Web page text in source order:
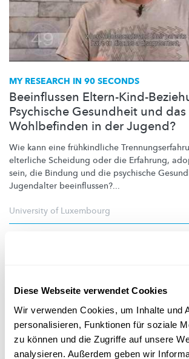
Diese Webseite verwendet Cookies
Wir verwenden Cookies, um Inhalte und
personalisieren, Funktionen für soziale
zu können und die Zugriffe auf unsere
analysieren. Außerdem geben wir
MY RESEARCH IN 90 SECONDS
Beeinflussen Eltern-Kind-
Psychische Gesundheit und das
Wohlbefinden in der Jugend?
Wie kann eine frühkindliche
elterliche Scheidung oder die Erfahrung,
sein, die Bindung und die psychische
Jugendalter beeinflussen?...
University of Luxembourg